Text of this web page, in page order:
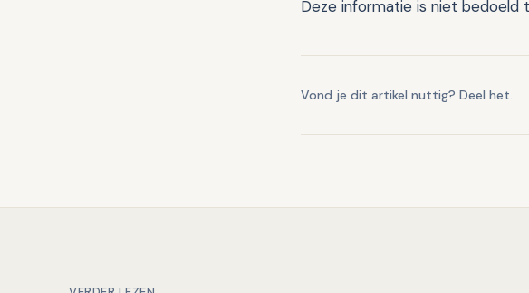
Deze informatie is niet bedoeld
Vond je dit artikel nuttig? Deel het.